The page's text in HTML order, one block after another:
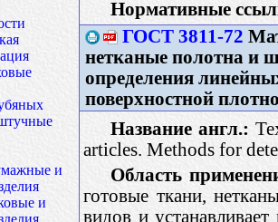
и
и
Нормативные
ГОСТ 3811-72
нетканые полотна и
определения
поверхностной
Название англ.:
articles. Methods for
Область
готовые ткани,
видов и